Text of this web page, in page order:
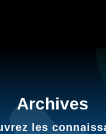
Archives
les